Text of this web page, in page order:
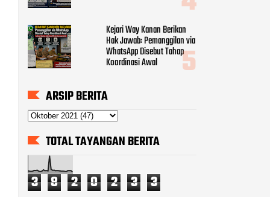
Kejari Way Kanan Berikan
Hak Jawab: Pemanggilan via
WhatsApp Disebut Tahap
Koordinasi Awal
ARSIP BERITA
TOTAL TAYANGAN BERITA
3 8 2 0 2 3 3